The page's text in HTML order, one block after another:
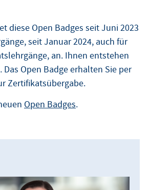
diese Open Badges seit Juni 2023
seit Januar 2024, auch für
an. Ihnen entstehen
Das Open Badge erhalten Sie per
Zertifikatsübergabe.
Open Badges.